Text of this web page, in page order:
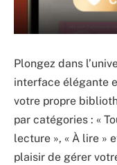
Plongez dans
interface élégante
votre propre
par catégories : «
lecture », « À lire »
plaisir de gérer